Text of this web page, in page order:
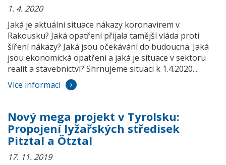
1. 4. 2020
Jaká je aktuální situace nákazy koronavirem v
Rakousku? Jaká opatření přijala tamější vláda proti
šíření nákazy? Jaká jsou očekávání do budoucna. Jaká
jsou ekonomická opatření a jaká je situace v sektoru
realit a stavebnictví? Shrnujeme situaci k 1.4.2020....
Více informací
Nový mega projekt v Tyrolsku:
Propojení lyžařských středisek
Pitztal a Ötztal
17. 11. 2019